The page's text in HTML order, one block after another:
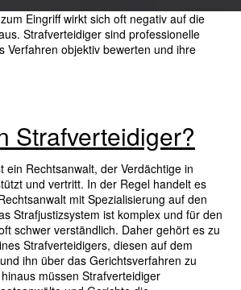
Eingriff wirkt sich oft negativ auf die
Strafverteidiger sind professionelle
Verfahren objektiv bewerten und ihre
Strafverteidiger?
ein Rechtsanwalt, der Verdächtige in
und vertritt. In der Regel handelt es
mit Spezialisierung auf den
Strafjustizsystem ist komplex und für den
schwer verständlich. Daher gehört es zu
Strafverteidigers, diesen auf dem
ihn über das Gerichtsverfahren zu
müssen Strafverteidiger